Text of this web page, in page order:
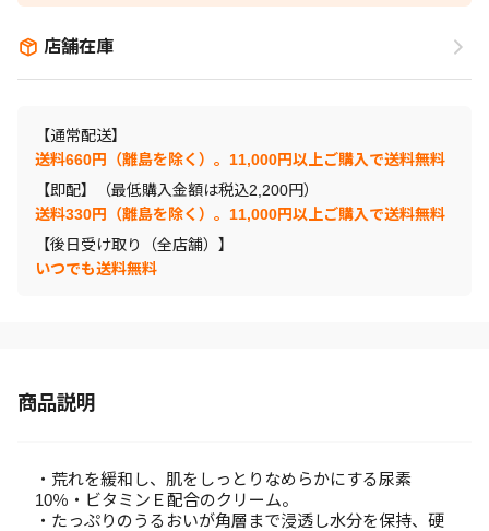
店舗在庫
【通常配送】
送料660円（離島を除く）。11,000円以上ご購入で送料無料
【即配】（最低購入金額は税込2,200円）
送料330円（離島を除く）。11,000円以上ご購入で送料無料
【後日受け取り（全店舗）】
いつでも送料無料
商品説明
・荒れを緩和し、肌をしっとりなめらかにする尿素
10％・ビタミンＥ配合のクリーム。
・たっぷりのうるおいが角層まで浸透し水分を保持、硬